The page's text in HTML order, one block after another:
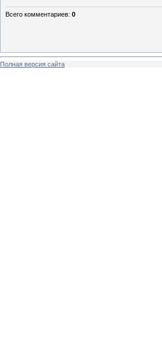
Всего комментариев: 0
Полная версия сайта